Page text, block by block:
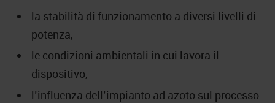
la stabilità di funzionamento a diversi livelli di
potenza,
le condizioni ambientali in cui lavora il
dispositivo,
l’influenza dell’impianto ad azoto sul processo